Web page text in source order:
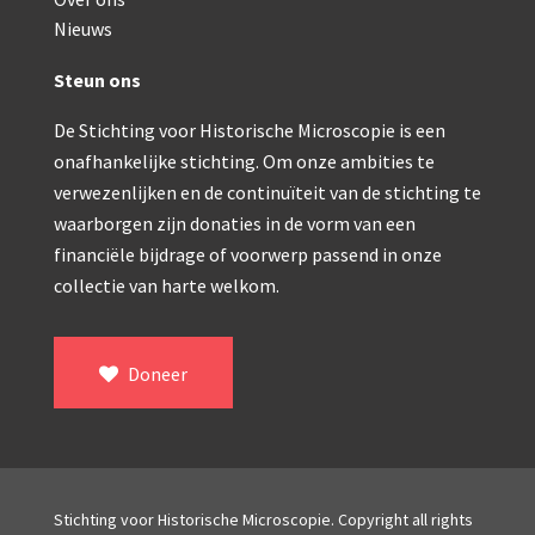
Watson & Sons, No. 1 ‘Van Heurck’ (ca. 1900)
Reichert (ca. 1925)
Winkel, statief BTC (1955-1957)
ROW, schoolmicroscoop (1955-1965)
Troughton & Simms, McArthur type (1959-
Bleeker, statief R (ca. 1965)
Nieuws
Steun ons
De Stichting voor Historische Microscopie is een
onafhankelijke stichting. Om onze ambities te
verwezenlijken en de continuïteit van de stichting te
waarborgen zijn donaties in de vorm van een
financiële bijdrage of voorwerp passend in onze
collectie van harte welkom.
Doneer
Stichting voor Historische Microscopie. Copyright all rights